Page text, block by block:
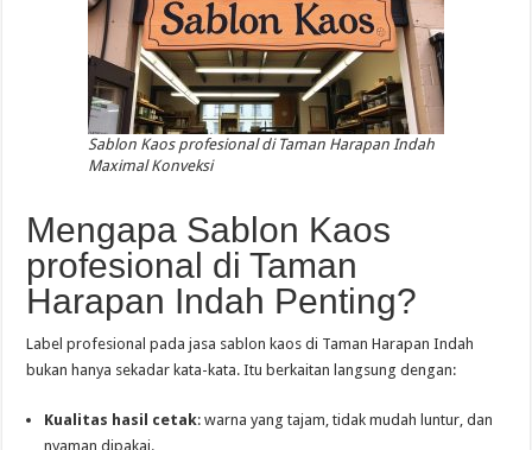
Sablon Kaos profesional di Taman Harapan Indah
Maximal Konveksi
Mengapa Sablon Kaos
profesional di Taman
Harapan Indah Penting?
Label profesional pada jasa sablon kaos di Taman Harapan Indah
bukan hanya sekadar kata-kata. Itu berkaitan langsung dengan:
Kualitas hasil cetak: warna yang tajam, tidak mudah luntur, dan
nyaman dipakai.